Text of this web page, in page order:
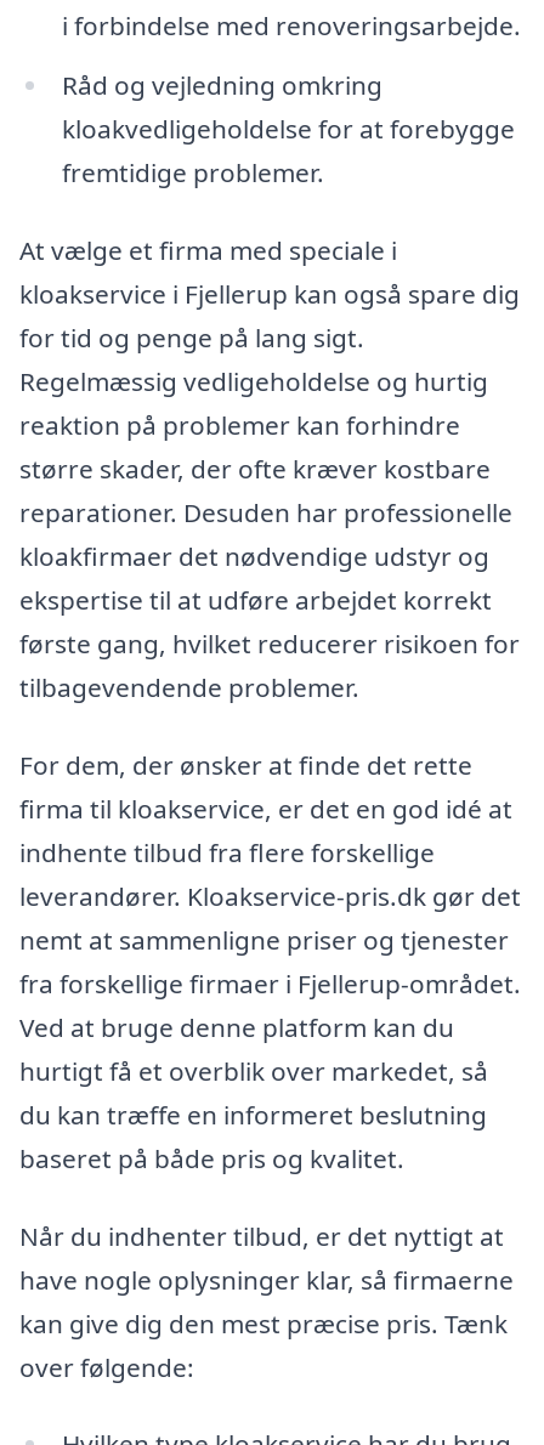
i forbindelse med renoveringsarbejde.
Råd og vejledning omkring
kloakvedligeholdelse for at forebygge
fremtidige problemer.
At vælge et firma med speciale i
kloakservice i Fjellerup kan også spare dig
for tid og penge på lang sigt.
Regelmæssig vedligeholdelse og hurtig
reaktion på problemer kan forhindre
større skader, der ofte kræver kostbare
reparationer. Desuden har professionelle
kloakfirmaer det nødvendige udstyr og
ekspertise til at udføre arbejdet korrekt
første gang, hvilket reducerer risikoen for
tilbagevendende problemer.
For dem, der ønsker at finde det rette
firma til kloakservice, er det en god idé at
indhente tilbud fra flere forskellige
leverandører. Kloakservice-pris.dk gør det
nemt at sammenligne priser og tjenester
fra forskellige firmaer i Fjellerup-området.
Ved at bruge denne platform kan du
hurtigt få et overblik over markedet, så
du kan træffe en informeret beslutning
baseret på både pris og kvalitet.
Når du indhenter tilbud, er det nyttigt at
have nogle oplysninger klar, så firmaerne
kan give dig den mest præcise pris. Tænk
over følgende: